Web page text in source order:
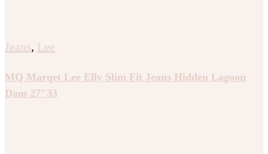
Jeans, Lee
MQ Marqet Lee Elly Slim Fit Jeans Hidden Lagoon
Dam 27″33